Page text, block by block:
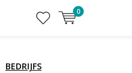
0
BEDRIJFS